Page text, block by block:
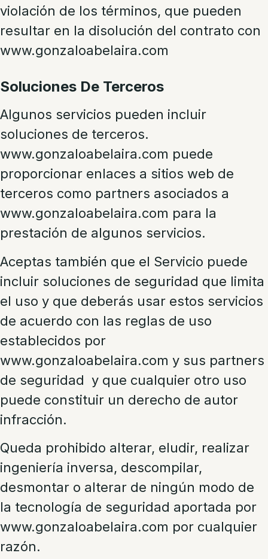
violación de los términos, que pueden
resultar en la disolución del contrato con
www.gonzaloabelaira.com
Soluciones De Terceros
Algunos servicios pueden incluir
soluciones de terceros.
www.gonzaloabelaira.com puede
proporcionar enlaces a sitios web de
terceros como partners asociados a
www.gonzaloabelaira.com para la
prestación de algunos servicios.
Aceptas también que el Servicio puede
incluir soluciones de seguridad que limita
el uso y que deberás usar estos servicios
de acuerdo con las reglas de uso
establecidos por
www.gonzaloabelaira.com y sus partners
de seguridad y que cualquier otro uso
puede constituir un derecho de autor
infracción.
Queda prohibido alterar, eludir, realizar
ingeniería inversa, descompilar,
desmontar o alterar de ningún modo de
la tecnología de seguridad aportada por
www.gonzaloabelaira.com por cualquier
razón.